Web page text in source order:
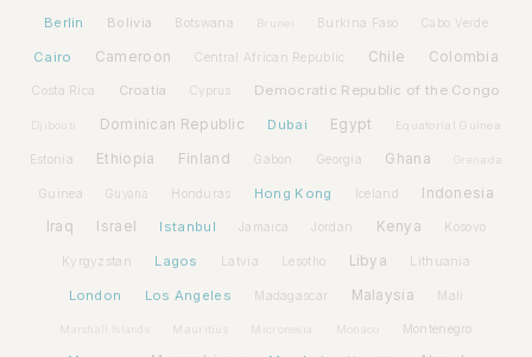
Berlin Bolivia Botswana Brunei Burkina Faso Cabo Verde
Cairo Cameroon Central African Republic Chile Colombia
Costa Rica Croatia Cyprus Democratic Republic of the Congo
Djibouti Dominican Republic Dubai Egypt Equatorial Guinea
Estonia Ethiopia Finland Gabon Georgia Ghana Grenada
Guinea Guyana Honduras Hong Kong Iceland Indonesia
Iraq Israel Istanbul Jamaica Jordan Kenya Kosovo
Kyrgyzstan Lagos Latvia Lesotho Libya Lithuania
London Los Angeles Madagascar Malaysia Mali
Mauritius Micronesia Monaco Montenegro